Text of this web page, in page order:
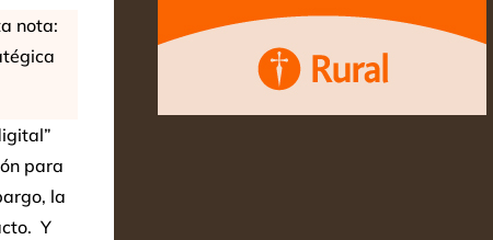
nota:
para
la
Y